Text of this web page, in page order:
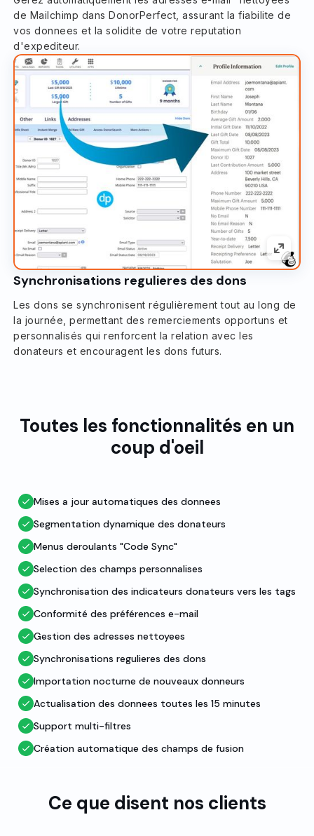
de Mailchimp dans DonorPerfect, assurant la fiabilite de
vos donnees et la solidite de votre reputation
d'expediteur.
Synchronisations regulieres des dons
Les dons se synchronisent régulièrement tout au long de
la journée, permettant des remerciements opportuns et
personnalisés qui renforcent la relation avec les
donateurs et encouragent les dons futurs.
Toutes les fonctionnalités en un
coup d'oeil
Mises a jour automatiques des donnees
Segmentation dynamique des donateurs
Menus deroulants "Code Sync"
Selection des champs personnalises
Synchronisation des indicateurs donateurs vers les tags
Conformité des préférences e-mail
Gestion des adresses nettoyees
Synchronisations regulieres des dons
Importation nocturne de nouveaux donneurs
Actualisation des donnees toutes les 15 minutes
Support multi-filtres
Création automatique des champs de fusion
Ce que disent nos clients